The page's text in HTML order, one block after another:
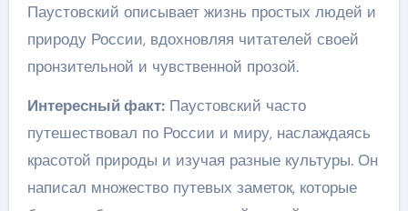
Паустовский описывает жизнь простых людей и
природу России, вдохновляя читателей своей
пронзительной и чувственной прозой.
Интересный факт:Паустовский часто
путешествовал по России и миру, наслаждаясь
красотой природы и изучая разные культуры. Он
написал множество путевых заметок, которые